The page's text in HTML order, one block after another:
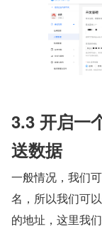
3.3 开启一
送数据
一般情况，我们
名，所以我们可
的地址，这里我